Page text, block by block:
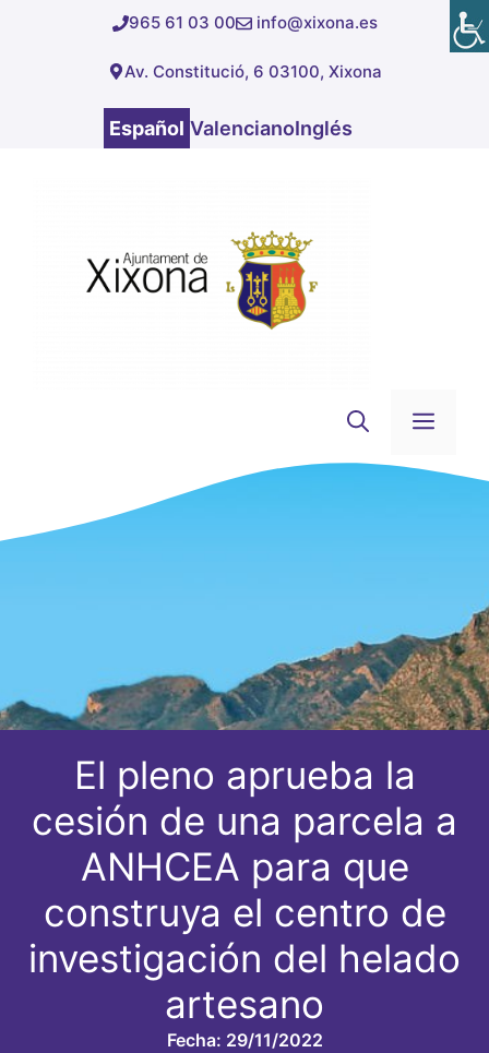
965 61 03 00 info@xixona.es
Av. Constitució, 6 03100, Xixona
Español ValencianoInglés
El pleno aprueba la
cesión de una parcela a
ANHCEA para que
construya el centro de
investigación del helado
artesano
Fecha: 29/11/2022